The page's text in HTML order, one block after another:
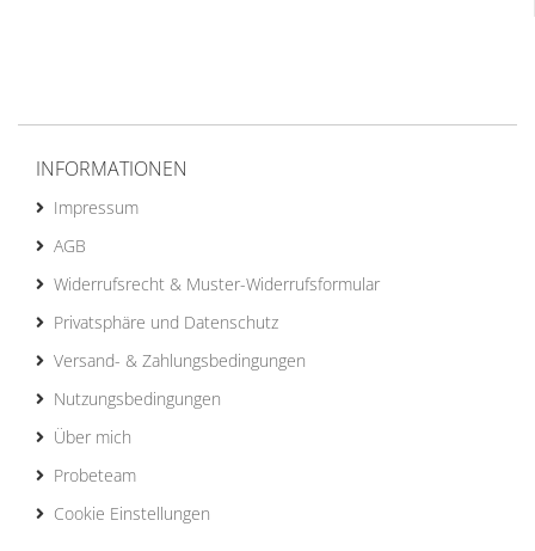
INFORMATIONEN
Impressum
AGB
Widerrufsrecht & Muster-Widerrufsformular
Privatsphäre und Datenschutz
Versand- & Zahlungsbedingungen
Nutzungsbedingungen
Über mich
Probeteam
Cookie Einstellungen